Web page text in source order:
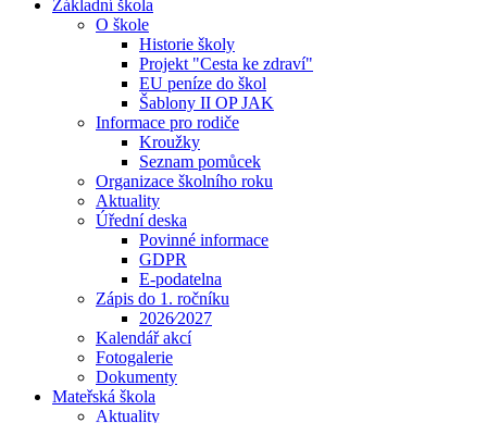
Základní škola
O škole
Historie školy
Projekt "Cesta ke zdraví"
EU peníze do škol
Šablony II OP JAK
Informace pro rodiče
Kroužky
Seznam pomůcek
Organizace školního roku
Aktuality
Úřední deska
Povinné informace
GDPR
E-podatelna
Zápis do 1. ročníku
2026⁄2027
Kalendář akcí
Fotogalerie
Dokumenty
Mateřská škola
Aktuality